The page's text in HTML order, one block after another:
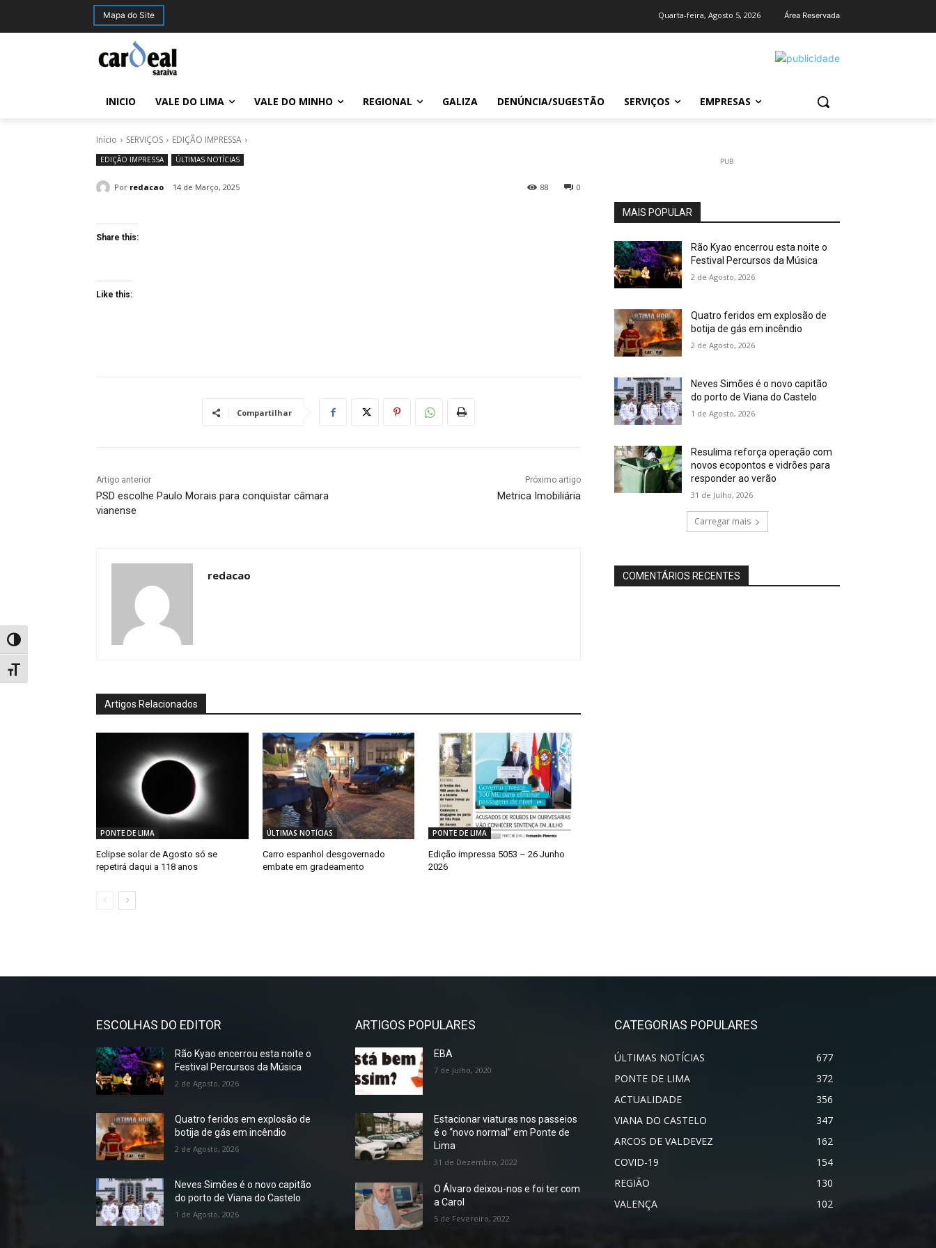
Toggle High Contrast
Toggle Font size
Mapa do Site Quarta-feira, Agosto 5, 2026 Área Reservada
INICIO VALE DO LIMA VALE DO MINHO REGIONAL GALIZA DENÚNCIA/SUGESTÃO SERVIÇOS EMPRESAS
Início SERVIÇOS EDIÇÃO IMPRESSA
EDIÇÃO IMPRESSA ÚLTIMAS NOTÍCIAS
Por redacao 14 de Março, 2025 0
88
Share this:
Like this:
Compartilhar
Artigo anterior
PSD escolhe Paulo Morais para conquistar câmara
vianense
Próximo artigo
Metrica Imobiliária
redacao
Artigos Relacionados
PONTE DE LIMA
Eclipse solar de Agosto só se
repetirá daqui a 118 anos
ÚLTIMAS NOTÍCIAS
Carro espanhol desgovernado
embate em gradeamento
PONTE DE LIMA
Edição impressa 5053 – 26 Junho
2026
PUB
MAIS POPULAR
Rão Kyao encerrou esta noite o
Festival Percursos da Música
2 de Agosto, 2026
Quatro feridos em explosão de
botija de gás em incêndio
2 de Agosto, 2026
Neves Simões é o novo capitão
do porto de Viana do Castelo
1 de Agosto, 2026
Resulima reforça operação com
novos ecopontos e vidrões para
responder ao verão
31 de Julho, 2026
Carregar mais
COMENTÁRIOS RECENTES
ESCOLHAS DO EDITOR
Rão Kyao encerrou esta noite o
Festival Percursos da Música
2 de Agosto, 2026
Quatro feridos em explosão de
botija de gás em incêndio
2 de Agosto, 2026
Neves Simões é o novo capitão
do porto de Viana do Castelo
1 de Agosto, 2026
ARTIGOS POPULARES
EBA
7 de Julho, 2020
Estacionar viaturas nos passeios
é o “novo normal” em Ponte de
Lima
31 de Dezembro, 2022
O Álvaro deixou-nos e foi ter com
a Carol
5 de Fevereiro, 2022
CATEGORIAS POPULARES
ÚLTIMAS NOTÍCIAS
677
PONTE DE LIMA
372
ACTUALIDADE
356
VIANA DO CASTELO
347
ARCOS DE VALDEVEZ
162
COVID-19
154
REGIÃO
130
VALENÇA
102